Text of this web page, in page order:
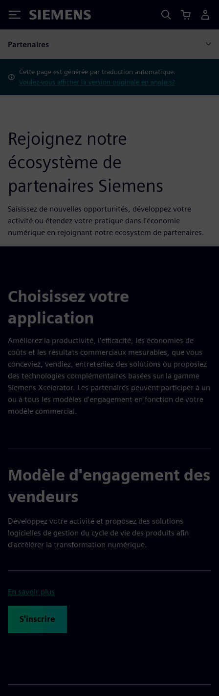
Siemens
Partenaires
Cette page est générée par traduction automatique.
Voulez-vous afficher la version originale en anglais?
Rejoignez notre
écosystème de
partenaires Siemens
Saisissez de nouvelles opportunités, développez votre
activité ou étendez votre pratique dans l'économie
numérique en rejoignant notre ecosystem de partenaires.
Choisissez votre
application
Améliorez la productivité, l'efficacité, les économies de
coûts et les résultats commerciaux mesurables, que vous
conceviez, vendiez, entreteniez des solutions ou proposiez
des technologies complémentaires basées sur la gamme
Siemens Xcelerator. Les partenaires peuvent participer à un
ou à tous les modèles d'engagement en fonction de votre
modèle commercial.
Modèle d'engagement des
vendeurs
Développez votre activité et proposez des solutions
logicielles de gestion du cycle de vie des produits afin
d'accélérer la transformation numérique.
En savoir plus
S'inscrire